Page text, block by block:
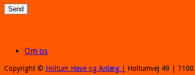
Om os
Copyright © Holtum Have og Anlæg | Holtumvej 49 |